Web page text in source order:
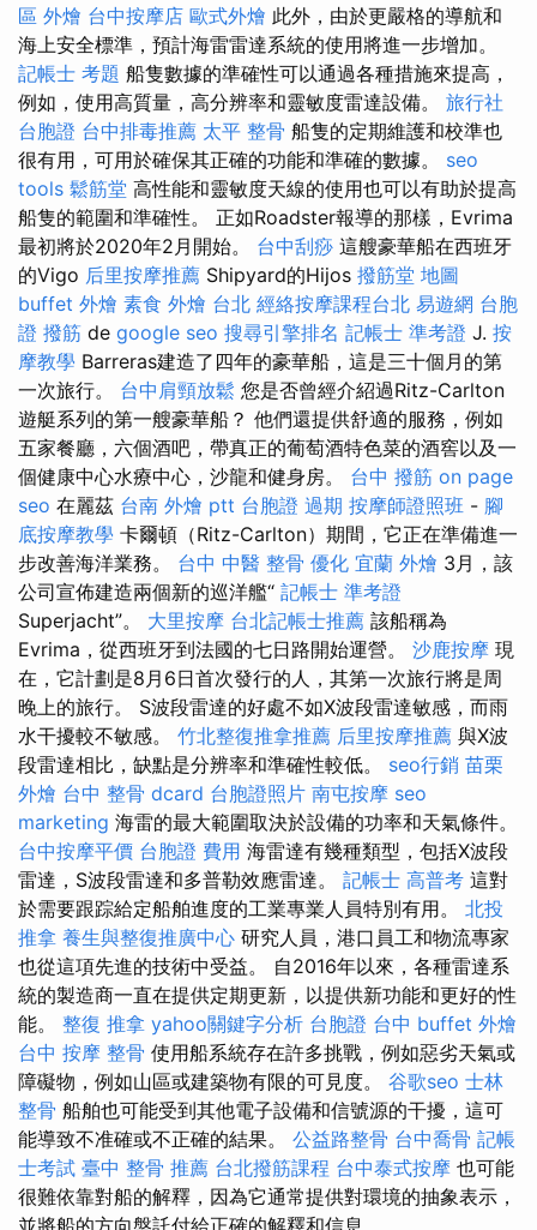
區 外燴 台中按摩店 歐式外燴 此外，由於更嚴格的導航和
海上安全標準，預計海雷雷達系統的使用將進一步增加。
記帳士 考題 船隻數據的準確性可以通過各種措施來提高，
例如，使用高質量，高分辨率和靈敏度雷達設備。 旅行社
台胞證 台中排毒推薦 太平 整骨 船隻的定期維護和校準也
很有用，可用於確保其正確的功能和準確的數據。 seo
tools 鬆筋堂 高性能和靈敏度天線的使用也可以有助於提高
船隻的範圍和準確性。 正如Roadster報導的那樣，Evrima
最初將於2020年2月開始。 台中刮痧 這艘豪華船在西班牙
的Vigo 后里按摩推薦 Shipyard的Hijos 撥筋堂 地圖
buffet 外燴 素食 外燴 台北 經絡按摩課程台北 易遊網 台胞
證 撥筋 de google seo 搜尋引擎排名 記帳士 準考證 J. 按
摩教學 Barreras建造了四年的豪華船，這是三十個月的第
一次旅行。 台中肩頸放鬆 您是否曾經介紹過Ritz-Carlton
遊艇系列的第一艘豪華船？ 他們還提供舒適的服務，例如
五家餐廳，六個酒吧，帶真正的葡萄酒特色菜的酒窖以及一
個健康中心水療中心，沙龍和健身房。 台中 撥筋 on page
seo 在麗茲 台南 外燴 ptt 台胞證 過期 按摩師證照班 - 腳
底按摩教學 卡爾頓（Ritz-Carlton）期間，它正在準備進一
步改善海洋業務。 台中 中醫 整骨 優化 宜蘭 外燴 3月，該
公司宣佈建造兩個新的巡洋艦“ 記帳士 準考證
Superjacht”。 大里按摩 台北記帳士推薦 該船稱為
Evrima，從西班牙到法國的七日路開始運營。 沙鹿按摩 現
在，它計劃是8月6日首次發行的人，其第一次旅行將是周
晚上的旅行。 S波段雷達的好處不如X波段雷達敏感，而雨
水干擾較不敏感。 竹北整復推拿推薦 后里按摩推薦 與X波
段雷達相比，缺點是分辨率和準確性較低。 seo行銷 苗栗
外燴 台中 整骨 dcard 台胞證照片 南屯按摩 seo
marketing 海雷的最大範圍取決於設備的功率和天氣條件。
台中按摩平價 台胞證 費用 海雷達有幾種類型，包括X波段
雷達，S波段雷達和多普勒效應雷達。 記帳士 高普考 這對
於需要跟踪給定船舶進度的工業專業人員特別有用。 北投
推拿 養生與整復推廣中心 研究人員，港口員工和物流專家
也從這項先進的技術中受益。 自2016年以來，各種雷達系
統的製造商一直在提供定期更新，以提供新功能和更好的性
能。 整復 推拿 yahoo關鍵字分析 台胞證 台中 buffet 外燴
台中 按摩 整骨 使用船系統存在許多挑戰，例如惡劣天氣或
障礙物，例如山區或建築物有限的可見度。 谷歌seo 士林
整骨 船舶也可能受到其他電子設備和信號源的干擾，這可
能導致不准確或不正確的結果。 公益路整骨 台中喬骨 記帳
士考試 臺中 整骨 推薦 台北撥筋課程 台中泰式按摩 也可能
很難依靠對船的解釋，因為它通常提供對環境的抽象表示，
並將船的方向盤託付給正確的解釋和信息。